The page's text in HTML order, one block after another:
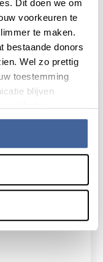
Dit doen we om
voorkeuren te
te maken.
bestaande donors
Wel zo prettig
toestemming
blijven